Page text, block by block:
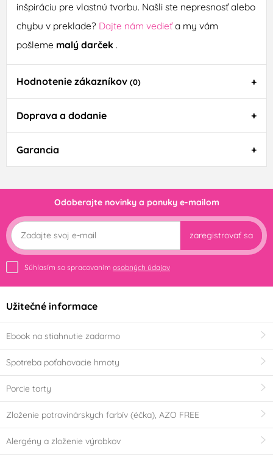
inšpiráciu pre vlastnú tvorbu. Našli ste nepresnosť alebo
chybu v preklade? Dajte nám vedieťa my vám
pošleme malý darček .
Hodnotenie zákazníkov (0)
Doprava a dodanie
Garancia
Odoberajte novinky a ponuky e-mailom
zaregistrovať sa
Súhlasím so spracovaním osobných údajov
Užitečné informace
Ebook na stiahnutie zadarmo
Spotreba poťahovacie hmoty
Porcie torty
Zloženie potravinárskych farbív (éčka), AZO FREE
Alergény a zloženie výrobkov